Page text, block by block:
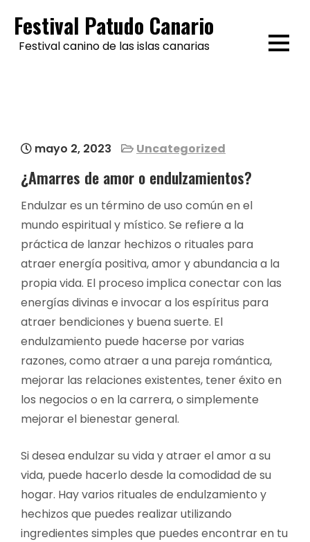
content
Festival Patudo Canario
Festival canino de las islas canarias
mayo 2, 2023 Uncategorized
¿Amarres de amor o endulzamientos?
Endulzar es un término de uso común en el
mundo espiritual y místico. Se refiere a la
práctica de lanzar hechizos o rituales para
atraer energía positiva, amor y abundancia a la
propia vida. El proceso implica conectar con las
energías divinas e invocar a los espíritus para
atraer bendiciones y buena suerte. El
endulzamiento puede hacerse por varias
razones, como atraer a una pareja romántica,
mejorar las relaciones existentes, tener éxito en
los negocios o en la carrera, o simplemente
mejorar el bienestar general.
Si desea endulzar su vida y atraer el amor a su
vida, puede hacerlo desde la comodidad de su
hogar. Hay varios rituales de endulzamiento y
hechizos que puedes realizar utilizando
ingredientes simples que puedes encontrar en tu